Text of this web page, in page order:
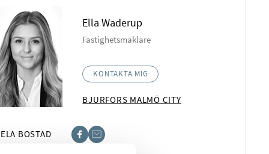
Ella Waderup
Fastighetsmäklare
KONTAKTA MIG
BJURFORS MALMÖ CITY
BOSTAD